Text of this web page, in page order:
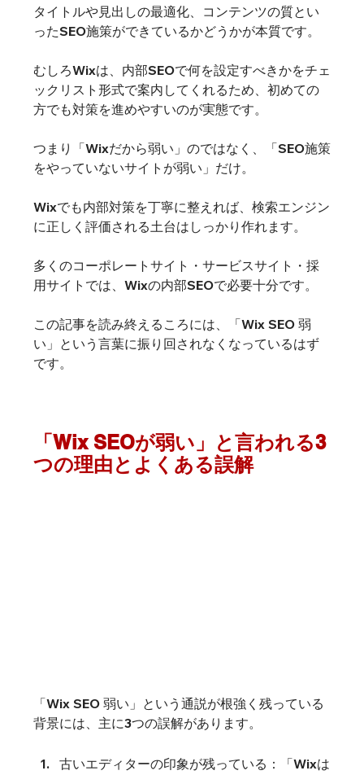
タイトルや見出しの最適化、コンテンツの質とい
ったSEO施策ができているかどうかが本質です。
むしろWixは、内部SEOで何を設定すべきかをチェ
ックリスト形式で案内してくれるため、初めての
方でも対策を進めやすいのが実態です。
つまり「Wixだから弱い」のではなく、「SEO施策
をやっていないサイトが弱い」だけ。
Wixでも内部対策を丁寧に整えれば、検索エンジン
に正しく評価される土台はしっかり作れます。
多くのコーポレートサイト・サービスサイト・採
用サイトでは、Wixの内部SEOで必要十分です。
この記事を読み終えるころには、「Wix SEO 弱
い」という言葉に振り回されなくなっているはず
です。
「Wix SEOが弱い」と言われる3
つの理由とよくある誤解
「Wix SEO 弱い」という通説が根強く残っている
背景には、主に3つの誤解があります。
古いエディターの印象が残っている：「Wixは